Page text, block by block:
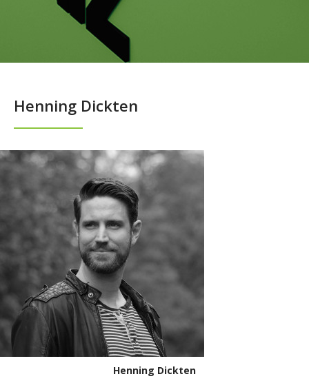
Henning Dickten
Henning Dickten